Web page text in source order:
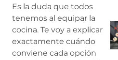
Es la duda que todos
tenemos al equipar la
cocina. Te voy a explicar
exactamente cuándo
conviene cada opción